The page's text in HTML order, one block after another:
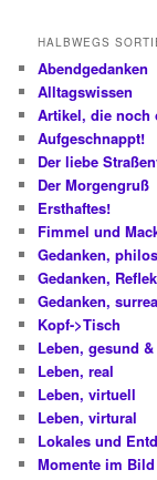
HALBWEGS
Abendgedanken
Alltagswissen
Artikel, die noch
Aufgeschnappt!
Der liebe
Der Morgengruß
Ersthaftes!
Fimmel und
Gedanken,
Gedanken,
Gedanken,
Kopf->Tisch
Leben, gesund
Leben, real
Leben, virtuell
Leben, virtural
Lokales und
Momente im Bild